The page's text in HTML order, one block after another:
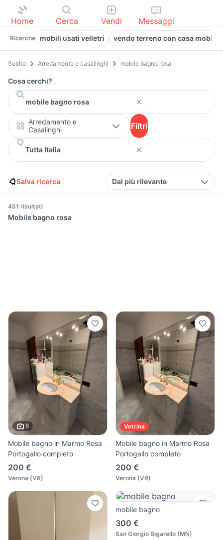
Home Cerca Vendi Messaggi
Ricerche mobili usati velletri vendo terreno con casa mobile
Subito Arredamento e casalinghi mobile bagno rosa
Cosa cerchi?
Arredamento e
Casalinghi
Filtri
Salva ricerca Dal più rilevante
451 risultati
Mobile bagno rosa
6
Mobile bagno in Marmo Rosa
Portogallo completo
200 €
Verona (VR)
Vetrina
Mobile bagno in Marmo Rosa
Portogallo completo
200 €
Verona (VR)
mobile bagno
300 €
San Giorgio Bigarello (MN)